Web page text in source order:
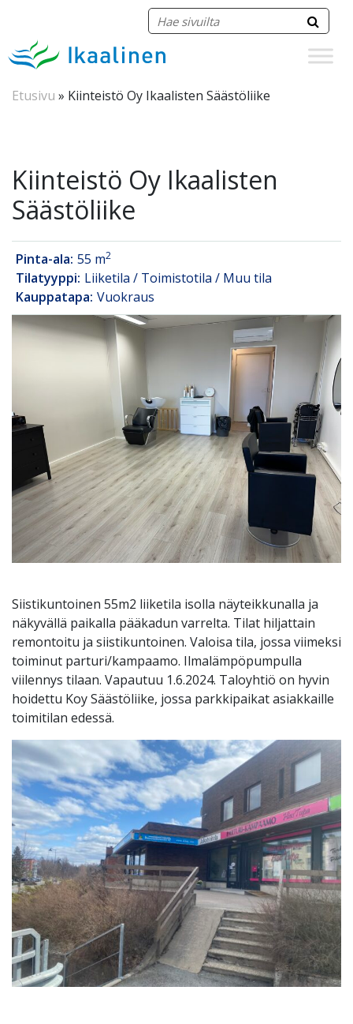
Etusivu » Kiinteistö Oy Ikaalisten Säästöliike
Kiinteistö Oy Ikaalisten
Säästöliike
Pinta-ala: 55 m2
Tilatyyppi: Liiketila / Toimistotila / Muu tila
Kauppatapa: Vuokraus
Siistikuntoinen 55m2 liiketila isolla näyteikkunalla ja
näkyvällä paikalla pääkadun varrelta. Tilat hiljattain
remontoitu ja siistikuntoinen. Valoisa tila, jossa viimeksi
toiminut parturi/kampaamo. Ilmalämpöpumpulla
viilennys tilaan. Vapautuu 1.6.2024. Taloyhtiö on hyvin
hoidettu Koy Säästöliike, jossa parkkipaikat asiakkaille
toimitilan edessä.